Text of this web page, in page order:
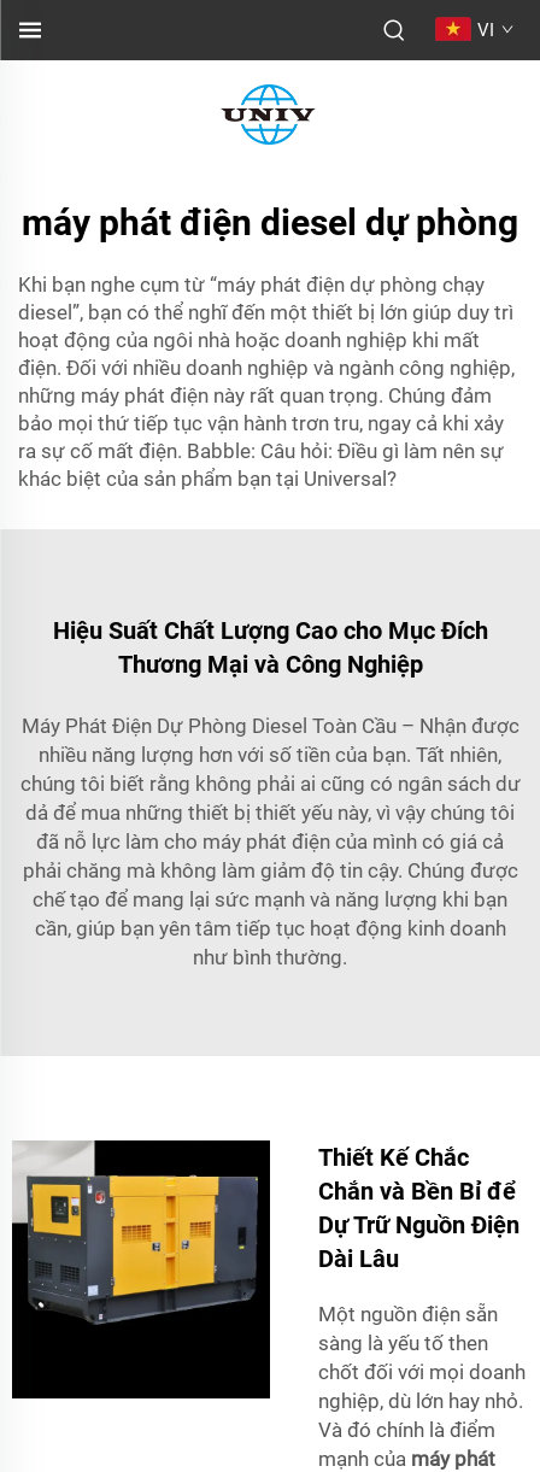
VI
máy phát điện diesel dự phòng
Khi bạn nghe cụm từ “máy phát điện dự phòng chạy
diesel”, bạn có thể nghĩ đến một thiết bị lớn giúp duy trì
hoạt động của ngôi nhà hoặc doanh nghiệp khi mất
điện. Đối với nhiều doanh nghiệp và ngành công nghiệp,
những máy phát điện này rất quan trọng. Chúng đảm
bảo mọi thứ tiếp tục vận hành trơn tru, ngay cả khi xảy
ra sự cố mất điện. Babble: Câu hỏi: Điều gì làm nên sự
khác biệt của sản phẩm bạn tại Universal?
Hiệu Suất Chất Lượng Cao cho Mục Đích
Thương Mại và Công Nghiệp
Máy Phát Điện Dự Phòng Diesel Toàn Cầu – Nhận được
nhiều năng lượng hơn với số tiền của bạn. Tất nhiên,
chúng tôi biết rằng không phải ai cũng có ngân sách dư
dả để mua những thiết bị thiết yếu này, vì vậy chúng tôi
đã nỗ lực làm cho máy phát điện của mình có giá cả
phải chăng mà không làm giảm độ tin cậy. Chúng được
chế tạo để mang lại sức mạnh và năng lượng khi bạn
cần, giúp bạn yên tâm tiếp tục hoạt động kinh doanh
như bình thường.
Thiết Kế Chắc
Chắn và Bền Bỉ để
Dự Trữ Nguồn Điện
Dài Lâu
Một nguồn điện sẵn
sàng là yếu tố then
chốt đối với mọi doanh
nghiệp, dù lớn hay nhỏ.
Và đó chính là điểm
mạnh của máy phát